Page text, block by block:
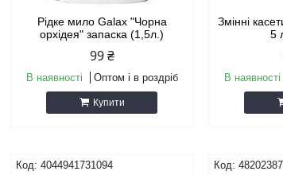
Рідке мило Galax "Чорна
орхідея" запаска (1,5л.)
99 ₴
В наявності Оптом і в роздріб
Купити
Змінні
5
В наявності
4044941731094